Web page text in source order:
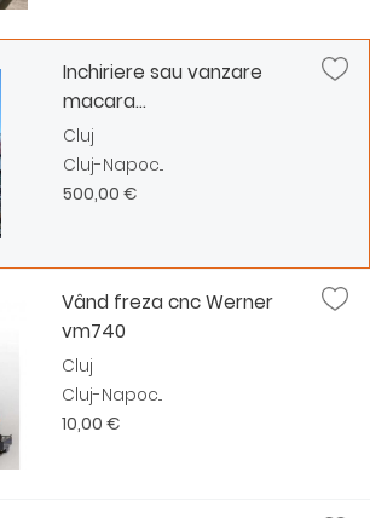
Inchiriere sau vanzare
macara...
Cluj
Cluj-Napoc...
500,00 €
Vând freza cnc Werner
vm740
Cluj
Cluj-Napoc...
10,00 €